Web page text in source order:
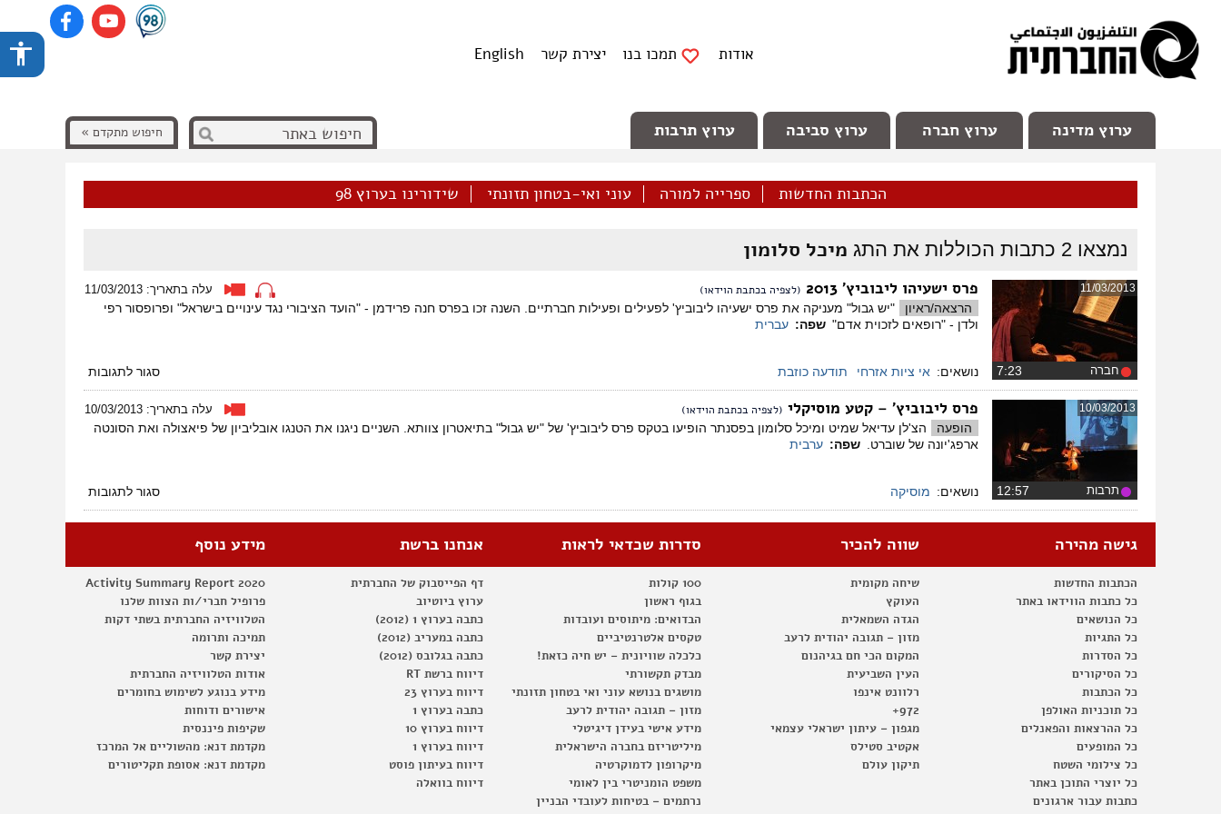
אודות תמכו בנו יצירת קשר English
ערוץ מדינה ערוץ חברה ערוץ סביבה ערוץ תרבות חיפוש מתקדם »
הכתבות החדשות ספרייה למורה עוני ואי-בטחון תזונתי שידורינו בערוץ 98
נמצאו 2 כתבות הכוללות את התג מיכל סלומון
11/03/2013
חברה
פרס ישעיהו ליבוביץ' 2013 (לצפיה בכתבת הוידאו) עלה בתאריך: 11/03/2013
הרצאה/ראיון
"יש גבול" מעניקה את פרס ישעיהו ליבוביץ' לפעילים ופעילות חברתיים. השנה זכו בפרס חנה פרידמן - "הועד הציבורי נגד עינויים בישראל" ופרופסור רפי
ולדן - "רופאים לזכוית אדם" שפה: עברית
נושאים: אי ציות אזרחי תודעה כוזבת סגור לתגובותעל
פרס
ישעיהו
10/03/2013
תרבות
פרס ליבוביץ' – קטע מוסיקלי (לצפיה בכתבת הוידאו) עלה בתאריך: 10/03/2013
הופעה
הצ'לן עדיאל שמיט ומיכל סלומון בפסנתר הופיעו בטקס פרס ליבוביץ' של "יש גבול" בתיאטרון צוותא. השניים ניגנו את הטנגו אובליביון של פיאצולה ואת הסונטה
ארפג'יונה של שוברט.
שפה: ערבית
נושאים: מוסיקה סגור לתגובותעל
פרס
ליבוביץ'
גישה מהירה
הכתבות החדשות
כל כתבות הווידאו באתר
כל הנושאים
כל התגיות
כל הסדרות
כל הסיקורים
כל הכתבות
כל תוכניות האולפן
כל ההרצאות והפאנלים
כל המופעים
כל צילומי השטח
כל יוצרי התוכן באתר
כתבות עבור ארגונים
שווה להכיר
שיחה מקומית
העוקץ
הגדה השמאלית
מזון – תגובה יהודית לרעב
המקום הכי חם בגיהנום
העין השביעית
רלוונט אינפו
972+
מגפון – עיתון ישראלי עצמאי
אקטיב סטילס
תיקון עולם
סדרות שכדאי לראות
100 קולות
בגוף ראשון
הבדואים: מיתוסים ועובדות
טקסים אלטרנטיביים
כלכלה שוויונית – יש חיה כזאת!
מבדק תקשורתי
מושגים בנושא עוני ואי בטחון תזונתי
מזון – תגובה יהודית לרעב
מידע אישי בעידן דיגיטלי
מיליטריזם בחברה הישראלית
מיקרופון לדמוקרטיה
משפט הומניטרי בין לאומי
נרתמים – בטיחות לעובדי הבניין
אנחנו ברשת
דף הפייסבוק של החברתית
ערוץ ביוטיוב
כתבה בערוץ 1 (2012)
כתבה במעריב (2012)
כתבה בגלובס (2012)
דיווח ברשת RT
דיווח בערוץ 23
כתבה בערוץ 1
דיווח בערוץ 10
דיווח בערוץ 1
דיווח בעיתון פוסט
דיווח בוואלה
מידע נוסף
Activity Summary Report 2020
פרופיל חברי/ות הצוות שלנו
הטלוויזיה החברתית בשתי דקות
תמיכה ותרומה
יצירת קשר
אודות הטלוויזיה החברתית
מידע בנוגע לשימוש בחומרים
אישורים ודוחות
שקיפות פיננסית
מקדמת דנא: מהשוליים אל המרכז
מקדמת דנא: אסופת תקליטורים